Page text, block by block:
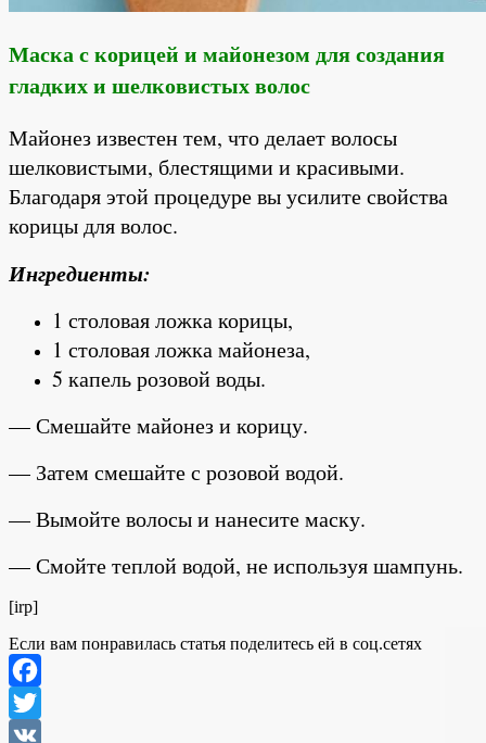
Маска с корицей и майонезом для создания
гладких и шелковистых волос
Майонез известен тем, что делает волосы
шелковистыми, блестящими и красивыми.
Благодаря этой процедуре вы усилите свойства
корицы для волос.
Ингредиенты:
1 столовая ложка корицы,
1 столовая ложка майонеза,
5 капель розовой воды.
— Смешайте майонез и корицу.
— Затем смешайте с розовой водой.
— Вымойте волосы и нанесите маску.
— Смойте теплой водой, не используя шампунь.
[irp]
Если вам понравилась статья поделитесь ей в соц.сетях
Facebook
Twitter